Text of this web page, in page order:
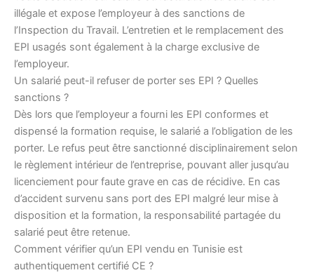
illégale et expose l’employeur à des sanctions de
l’Inspection du Travail. L’entretien et le remplacement des
EPI usagés sont également à la charge exclusive de
l’employeur.
Un salarié peut-il refuser de porter ses EPI ? Quelles
sanctions ?
Dès lors que l’employeur a fourni les EPI conformes et
dispensé la formation requise, le salarié a l’obligation de les
porter. Le refus peut être sanctionné disciplinairement selon
le règlement intérieur de l’entreprise, pouvant aller jusqu’au
licenciement pour faute grave en cas de récidive. En cas
d’accident survenu sans port des EPI malgré leur mise à
disposition et la formation, la responsabilité partagée du
salarié peut être retenue.
Comment vérifier qu’un EPI vendu en Tunisie est
authentiquement certifié CE ?